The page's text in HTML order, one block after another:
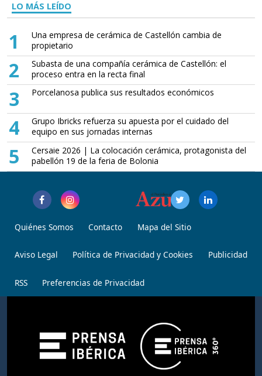
LO MÁS LEÍDO
1
Una empresa de cerámica de Castellón cambia de
propietario
2
Subasta de una compañía cerámica de Castellón: el
proceso entra en la recta final
3 Porcelanosa publica sus resultados económicos
4
Grupo Ibricks refuerza su apuesta por el cuidado del
equipo en sus jornadas internas
5
Cersaie 2026 | La colocación cerámica, protagonista del
pabellón 19 de la feria de Bolonia
Quiénes Somos Contacto Mapa del Sitio
Aviso Legal Política de Privacidad y Cookies Publicidad
RSS Preferencias de Privacidad